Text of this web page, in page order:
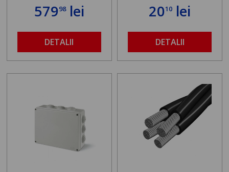
57998lei
DETALII
2010 lei
DETALII